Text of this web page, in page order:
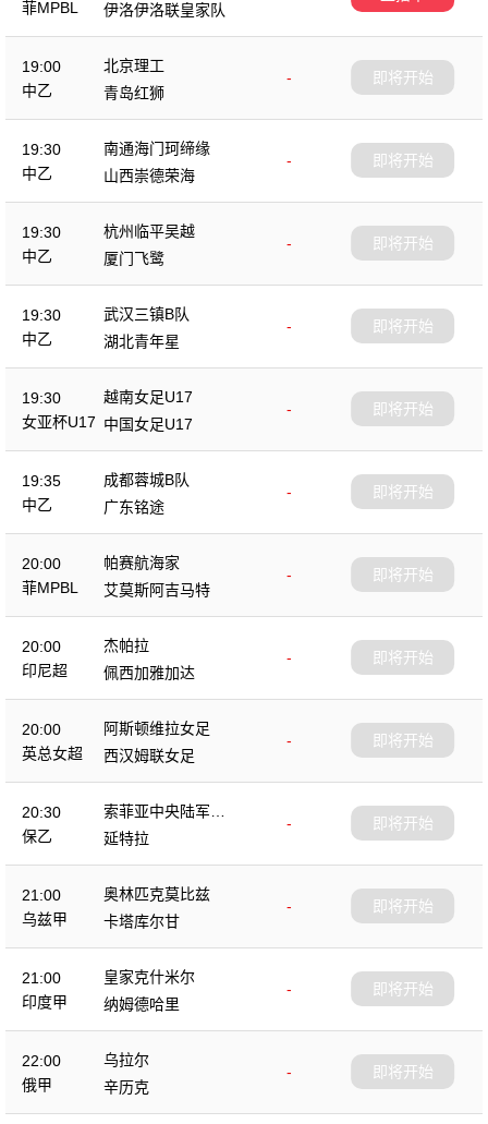
菲MPBL
伊洛伊洛联皇家队
19:00
中乙
北京理工
-
青岛红狮
即将开始
19:30
中乙
南通海门珂缔缘
-
山西崇德荣海
即将开始
19:30
中乙
杭州临平吴越
-
厦门飞鹭
即将开始
19:30
中乙
武汉三镇B队
-
湖北青年星
即将开始
19:30
女亚杯U17
越南女足U17
-
中国女足U17
即将开始
19:35
中乙
成都蓉城B队
-
广东铭途
即将开始
20:00
菲MPBL
帕赛航海家
-
艾莫斯阿吉马特
即将开始
20:00
印尼超
杰帕拉
-
佩西加雅加达
即将开始
20:00
英总女超
阿斯顿维拉女足
-
西汉姆联女足
即将开始
20:30
保乙
索菲亚中央陆军B
队
-
延特拉
即将开始
21:00
乌兹甲
奥林匹克莫比兹
-
卡塔库尔甘
即将开始
21:00
印度甲
皇家克什米尔
-
纳姆德哈里
即将开始
22:00
俄甲
乌拉尔
-
辛历克
即将开始